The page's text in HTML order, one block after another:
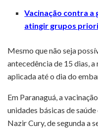
Vacinação contra a
atingir grupos
Mesmo que não seja
antecedência de 15 dias, a
aplicada até o dia do
Em Paranaguá, a
unidades básicas de
Nazir Cury, de segunda a